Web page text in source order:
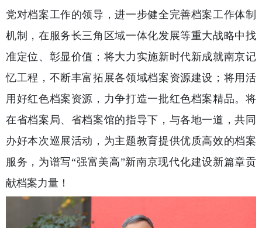
党对档案工作的领导，进一步健全完善档案工作体制
机制，在服务长三角区域一体化发展等重大战略中找
准定位、彰显价值；将大力实施新时代新成就南京记
忆工程，不断丰富拓展各领域档案资源建设；将用活
用好红色档案资源，力争打造一批红色档案精品。将
在省档案局、省档案馆的指导下，与各地一道，共同
办好本次巡展活动，为主题教育提供优质高效的档案
服务，为谱写“强富美高”新南京现代化建设新篇章贡
献档案力量！